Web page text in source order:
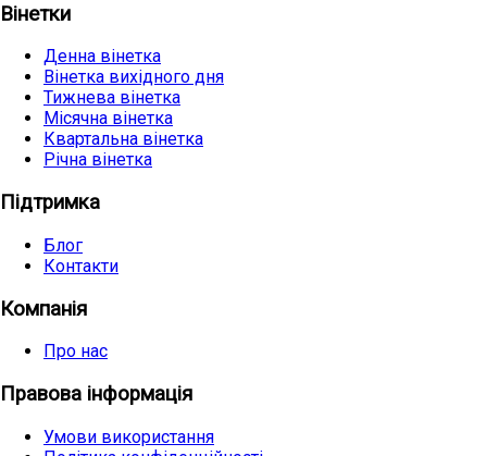
Вінетки
Денна вінетка
Вінетка вихідного дня
Тижнева вінетка
Місячна вінетка
Квартальна вінетка
Річна вінетка
Підтримка
Блог
Контакти
Компанія
Про нас
Правова інформація
Умови використання